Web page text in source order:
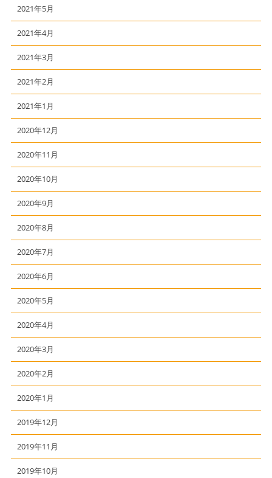
2021年5月
2021年4月
2021年3月
2021年2月
2021年1月
2020年12月
2020年11月
2020年10月
2020年9月
2020年8月
2020年7月
2020年6月
2020年5月
2020年4月
2020年3月
2020年2月
2020年1月
2019年12月
2019年11月
2019年10月